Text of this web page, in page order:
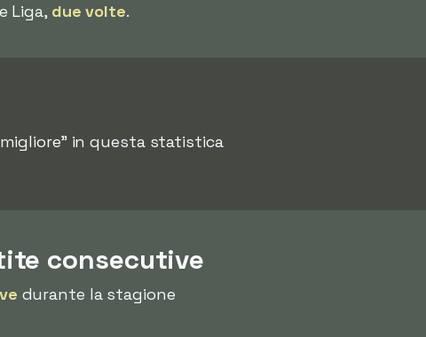
Liga, due volte.
in questa statistica
consecutive
durante la stagione